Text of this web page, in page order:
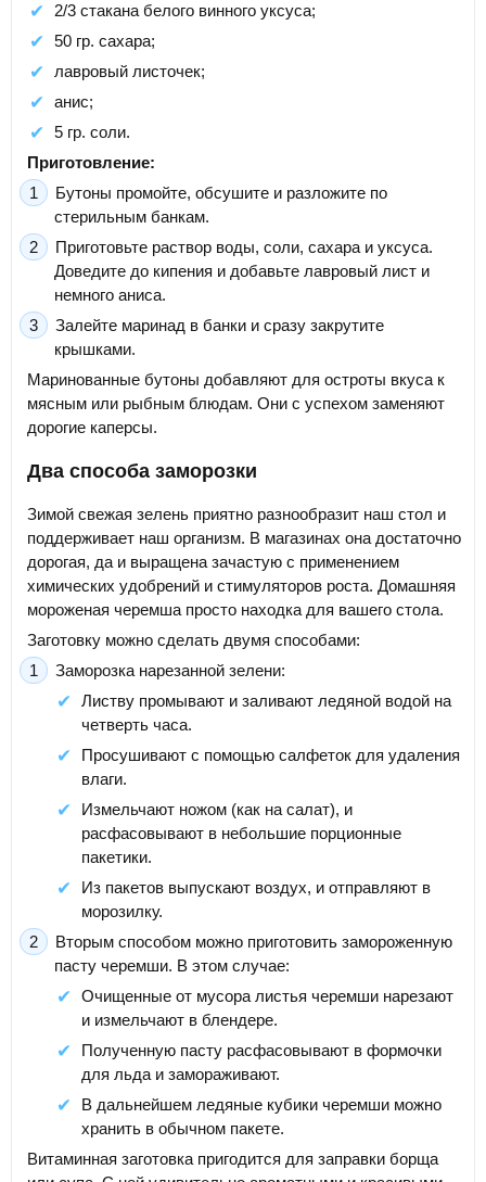
2/3 стакана белого винного уксуса;
50 гр. сахара;
лавровый листочек;
анис;
5 гр. соли.
Приготовление:
Бутоны промойте, обсушите и разложите по
стерильным банкам.
Приготовьте раствор воды, соли, сахара и уксуса.
Доведите до кипения и добавьте лавровый лист и
немного аниса.
Залейте маринад в банки и сразу закрутите
крышками.
Маринованные бутоны добавляют для остроты вкуса к
мясным или рыбным блюдам. Они с успехом заменяют
дорогие каперсы.
Два способа заморозки
Зимой свежая зелень приятно разнообразит наш стол и
поддерживает наш организм. В магазинах она достаточно
дорогая, да и выращена зачастую с применением
химических удобрений и стимуляторов роста. Домашняя
мороженая черемша просто находка для вашего стола.
Заготовку можно сделать двумя способами:
Заморозка нарезанной зелени:
Листву промывают и заливают ледяной водой на
четверть часа.
Просушивают с помощью салфеток для удаления
влаги.
Измельчают ножом (как на салат), и
расфасовывают в небольшие порционные
пакетики.
Из пакетов выпускают воздух, и отправляют в
морозилку.
Вторым способом можно приготовить замороженную
пасту черемши. В этом случае:
Очищенные от мусора листья черемши нарезают
и измельчают в блендере.
Полученную пасту расфасовывают в формочки
для льда и замораживают.
В дальнейшем ледяные кубики черемши можно
хранить в обычном пакете.
Витаминная заготовка пригодится для заправки борща